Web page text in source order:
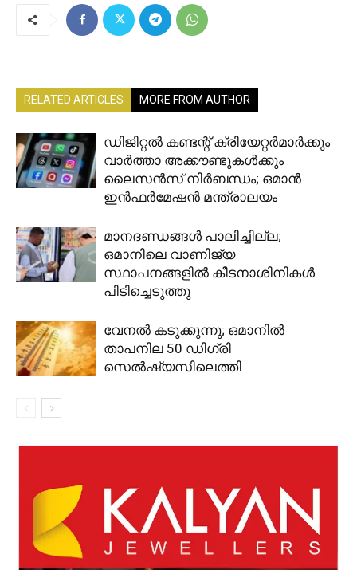
RELATED ARTICLES MORE FROM AUTHOR
ഡിജിറ്റൽ കണ്ടന്റ് ക്രിയേറ്റർമാർക്കും
വാർത്താ അക്കൗണ്ടുകൾക്കും
ലൈസൻസ് നിർബന്ധം; ഒമാൻ
ഇൻഫർമേഷൻ മന്ത്രാലയം
മാനദണ്ഡങ്ങൾ പാലിച്ചില്ല;
ഒമാനിലെ വാണിജ്യ
സ്ഥാപനങ്ങളിൽ കീടനാശിനികൾ
പിടിച്ചെടുത്തു
വേനൽ കടുക്കുന്നു; ഒമാനിൽ
താപനില 50 ഡിഗ്രി
സെൽഷ്യസിലെത്തി